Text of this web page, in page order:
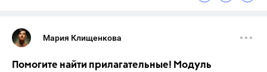
Мария Клищенкова
Помогите найти прилагательные! Модуль